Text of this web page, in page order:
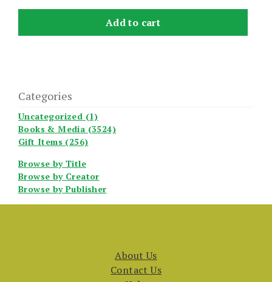
Add to cart
Categories
Uncategorized (1)
Books & Media (3524)
Gift Items (256)
Browse by Title
Browse by Creator
Browse by Publisher
About Us
Contact Us